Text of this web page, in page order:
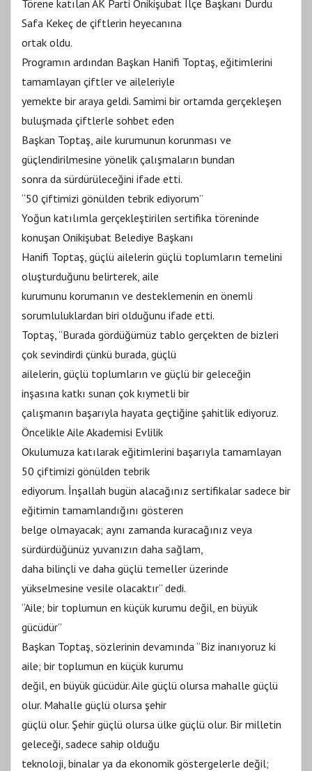
Törene katılan AK Parti Onikişubat İlçe Başkanı Durdu
Safa Kekeç de çiftlerin heyecanına
ortak oldu.
Programın ardından Başkan Hanifi Toptaş, eğitimlerini
tamamlayan çiftler ve aileleriyle
yemekte bir araya geldi. Samimi bir ortamda gerçekleşen
buluşmada çiftlerle sohbet eden
Başkan Toptaş, aile kurumunun korunması ve
güçlendirilmesine yönelik çalışmaların bundan
sonra da sürdürüleceğini ifade etti.
“50 çiftimizi gönülden tebrik ediyorum”
Yoğun katılımla gerçekleştirilen sertifika töreninde
konuşan Onikişubat Belediye Başkanı
Hanifi Toptaş, güçlü ailelerin güçlü toplumların temelini
oluşturduğunu belirterek, aile
kurumunu korumanın ve desteklemenin en önemli
sorumluluklardan biri olduğunu ifade etti.
Toptaş, “Burada gördüğümüz tablo gerçekten de bizleri
çok sevindirdi çünkü burada, güçlü
ailelerin, güçlü toplumların ve güçlü bir geleceğin
inşasına katkı sunan çok kıymetli bir
çalışmanın başarıyla hayata geçtiğine şahitlik ediyoruz.
Öncelikle Aile Akademisi Evlilik
Okulumuza katılarak eğitimlerini başarıyla tamamlayan
50 çiftimizi gönülden tebrik
ediyorum. İnşallah bugün alacağınız sertifikalar sadece bir
eğitimin tamamlandığını gösteren
belge olmayacak; aynı zamanda kuracağınız veya
sürdürdüğünüz yuvanızın daha sağlam,
daha bilinçli ve daha güçlü temeller üzerinde
yükselmesine vesile olacaktır” dedi.
“Aile; bir toplumun en küçük kurumu değil, en büyük
gücüdür”
Başkan Toptaş, sözlerinin devamında “Biz inanıyoruz ki
aile; bir toplumun en küçük kurumu
değil, en büyük gücüdür. Aile güçlü olursa mahalle güçlü
olur. Mahalle güçlü olursa şehir
güçlü olur. Şehir güçlü olursa ülke güçlü olur. Bir milletin
geleceği, sadece sahip olduğu
teknoloji, binalar ya da ekonomik göstergelerle değil;